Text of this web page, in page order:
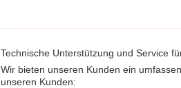
Technische Unterstützung und Service
Wir bieten unseren Kunden ein
unseren Kunden: